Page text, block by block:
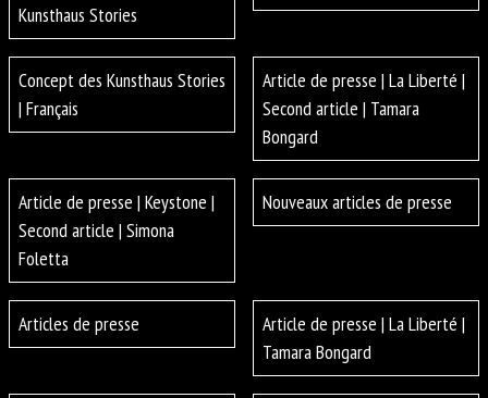
Kunsthaus Stories
Concept des Kunsthaus Stories
| Français
Article de presse | La Liberté |
Second article | Tamara
Bongard
Article de presse | Keystone |
Second article | Simona
Foletta
Nouveaux articles de presse
Articles de presse
Article de presse | La Liberté |
Tamara Bongard